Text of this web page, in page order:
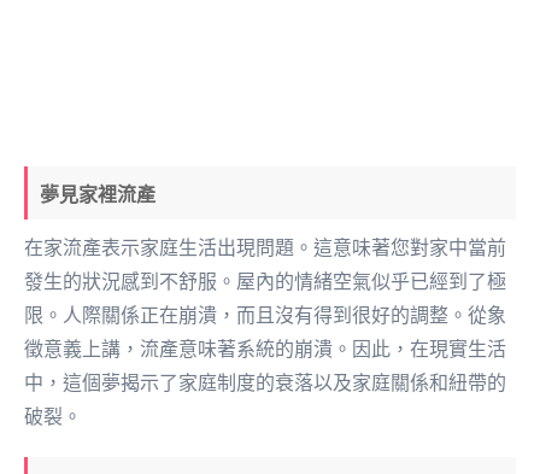
夢見家裡流產
在家流產表示家庭生活出現問題。這意味著您對家中當前
發生的狀況感到不舒服。屋內的情緒空氣似乎已經到了極
限。人際關係正在崩潰，而且沒有得到很好的調整。從象
徵意義上講，流產意味著系統的崩潰。因此，在現實生活
中，這個夢揭示了家庭制度的衰落以及家庭關係和紐帶的
破裂。